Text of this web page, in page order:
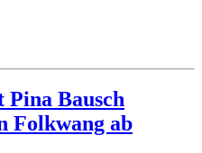
Pina Bausch
Folkwang ab